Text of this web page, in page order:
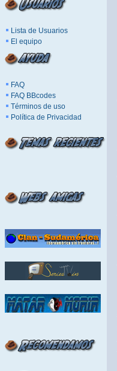
Lista de Usuarios
El equipo
FAQ
FAQ BBcodes
Términos de uso
Política de Privacidad